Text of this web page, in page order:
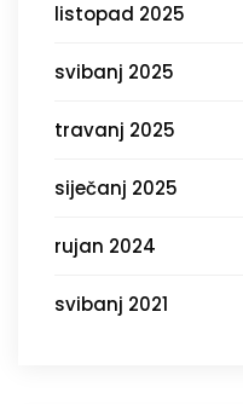
listopad 2025
svibanj 2025
travanj 2025
siječanj 2025
rujan 2024
svibanj 2021